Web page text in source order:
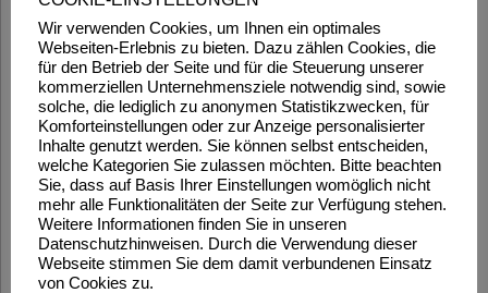
Wir verwenden Cookies, um Ihnen ein optimales
Webseiten-Erlebnis zu bieten. Dazu zählen Cookies, die
für den Betrieb der Seite und für die Steuerung unserer
kommerziellen Unternehmensziele notwendig sind, sowie
solche, die lediglich zu anonymen Statistikzwecken, für
Komforteinstellungen oder zur Anzeige personalisierter
Inhalte genutzt werden. Sie können selbst entscheiden,
welche Kategorien Sie zulassen möchten. Bitte beachten
Sie, dass auf Basis Ihrer Einstellungen womöglich nicht
mehr alle Funktionalitäten der Seite zur Verfügung stehen.
Weitere Informationen finden Sie in unseren
Datenschutzhinweisen. Durch die Verwendung dieser
Webseite stimmen Sie dem damit verbundenen Einsatz
von Cookies zu.